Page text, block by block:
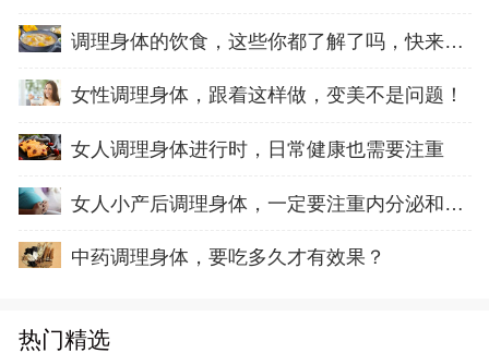
调理身体的饮食，这些你都了解了吗，快来学习
女性调理身体，跟着这样做，变美不是问题！
女人调理身体进行时，日常健康也需要注重
女人小产后调理身体，一定要注重内分泌和子宫
中药调理身体，要吃多久才有效果？
热门精选